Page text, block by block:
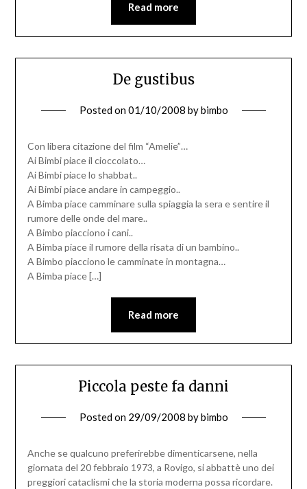
Read more
De gustibus
Posted on01/10/2008 bybimbo
Con libera citazione del film “Amelie”…
Ai Bimbi piace il cioccolato…
Ai Bimbi piace lo shabbat..
Ai Bimbi piace andare in campeggio..
A Bimba piace camminare sulla spiaggia la sera e sentire il
rumore delle onde del mare..
A Bimbo piacciono i cani..
A Bimba piace il rumore della risata di un bambino..
A Bimbo piacciono le camminate in montagna…
A Bimba piace […]
Read more
Piccola peste fa danni
Posted on 29/09/2008 bybimbo
Anche se qualcuno preferirebbe dimenticarsene, nella
giornata del 20 febbraio 1973, a Rovigo, si abbattè uno dei
preggiori cataclismi che la storia moderna possa ricordare.